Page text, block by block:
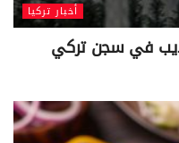
أخبار تركيا